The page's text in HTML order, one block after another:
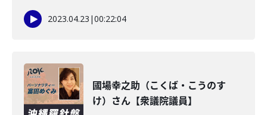
2023.04.23 |00:22:04
國場幸之助（こくば・こうのす
け）さん【衆議院議員】